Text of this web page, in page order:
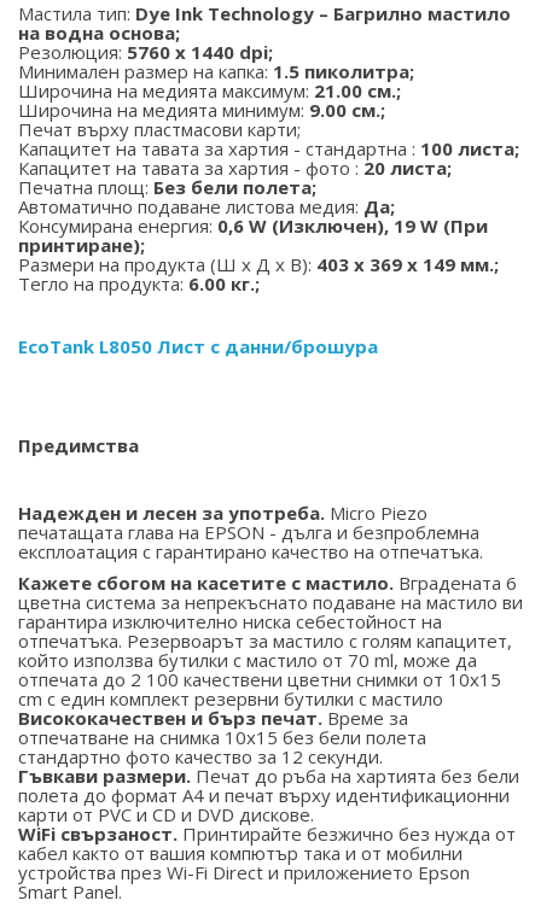
Мастила тип: Dye Ink Technology – Багрилно мастило
на водна основа;
Резолюция: 5760 x 1440 dpi;
Минимален размер на капка: 1.5 пиколитра;
Широчина на медията максимум: 21.00 см.;
Широчина на медията минимум: 9.00 см.;
Печат върху пластмасови карти;
Капацитет на тавата за хартия - стандартна : 100 листа;
Капацитет на тавата за хартия - фото : 20 листа;
Печатна площ: Без бели полета;
Автоматично подаване листова медия: Да;
Консумирана енергия: 0,6 W (Изключен), 19 W (При
принтиране);
Размери на продукта (Ш х Д х В): 403 x 369 x 149 мм.;
Тегло на продукта: 6.00 кг.;
EcoTank L8050 Лист с данни/брошура
Предимства
Надежден и лесен за употреба. Micro Piezo
печатащата глава на EPSON - дълга и безпроблемна
експлоатация с гарантирано качество на отпечатъка.
Кажете сбогом на касетите с мастило. Вградената 6
цветна система за непрекъснато подаване на мастило ви
гарантира изключително ниска себестойност на
отпечатъка. Резервоарът за мастило с голям капацитет,
който използва бутилки с мастило от 70 ml, може да
отпечата до 2 100 качествени цветни снимки от 10x15
cm с един комплект резервни бутилки с мастило
Висококачествен и бърз печат. Време за
отпечатване на снимка 10х15 без бели полета
стандартно фото качество за 12 секунди.
Гъвкави размери. Печат до ръба на хартията без бели
полета до формат А4 и печат върху идентификационни
карти от PVC и CD и DVD дискове.
WiFi свързаност. Принтирайте безжично без нужда от
кабел както от вашия компютър така и от мобилни
устройства през Wi-Fi Direct и приложението Epson
Smart Panel.